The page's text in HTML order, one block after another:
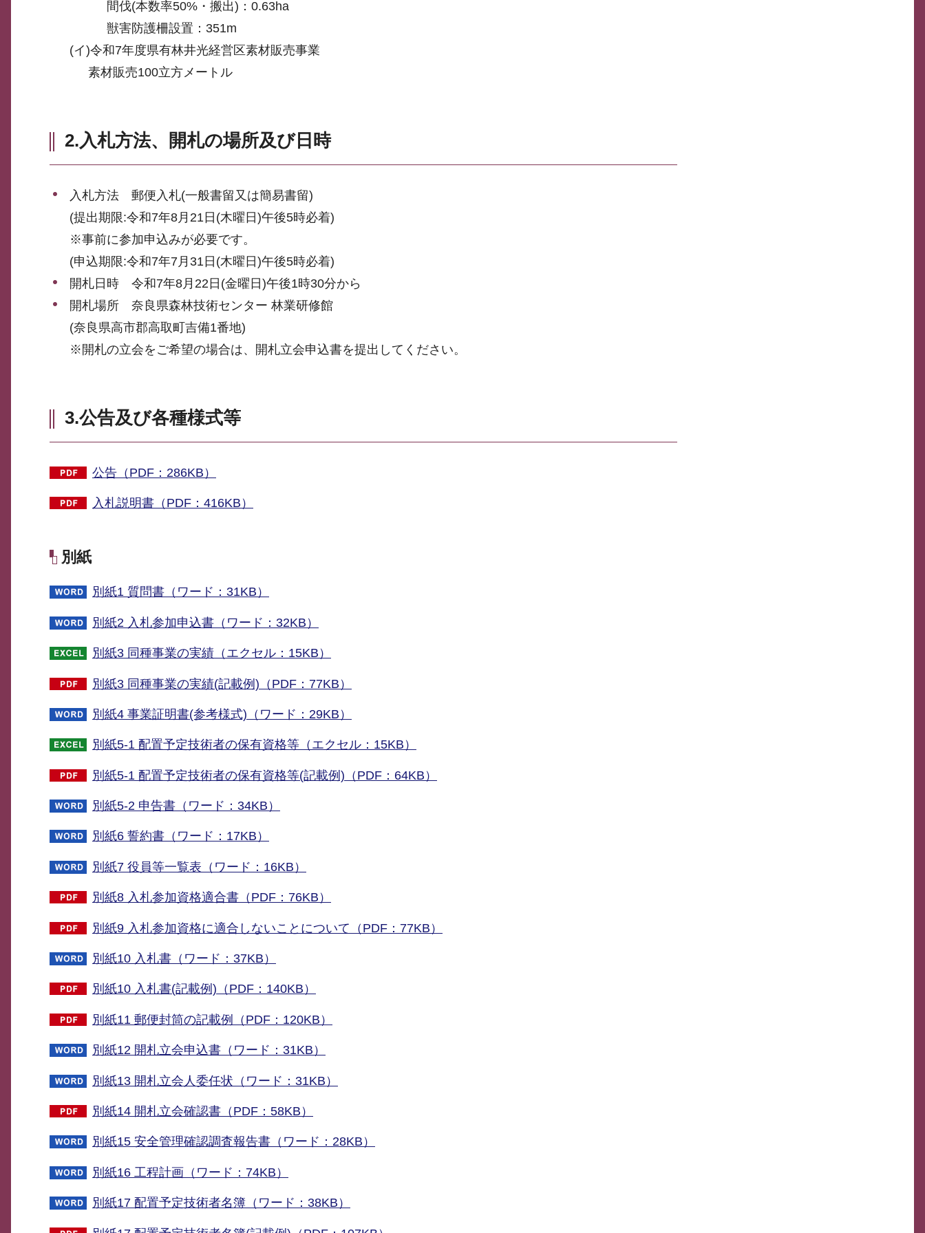
間伐(本数率50%・搬出)：0.63ha
獣害防護柵設置：351m
(イ)令和7年度県有林井光経営区素材販売事業
素材販売100立方メートル
2.入札方法、開札の場所及び日時
入札方法 郵便入札(一般書留又は簡易書留)
(提出期限:令和7年8月21日(木曜日)午後5時必着)
※事前に参加申込みが必要です。
(申込期限:令和7年7月31日(木曜日)午後5時必着)
開札日時 令和7年8月22日(金曜日)午後1時30分から
開札場所 奈良県森林技術センター 林業研修館
(奈良県高市郡高取町吉備1番地)
※開札の立会をご希望の場合は、開札立会申込書を提出してください。
3.公告及び各種様式等
公告（PDF：286KB）
入札説明書（PDF：416KB）
別紙
別紙1 質問書（ワード：31KB）
別紙2 入札参加申込書（ワード：32KB）
別紙3 同種事業の実績（エクセル：15KB）
別紙3 同種事業の実績(記載例)（PDF：77KB）
別紙4 事業証明書(参考様式)（ワード：29KB）
別紙5-1 配置予定技術者の保有資格等（エクセル：15KB）
別紙5-1 配置予定技術者の保有資格等(記載例)（PDF：64KB）
別紙5-2 申告書（ワード：34KB）
別紙6 誓約書（ワード：17KB）
別紙7 役員等一覧表（ワード：16KB）
別紙8 入札参加資格適合書（PDF：76KB）
別紙9 入札参加資格に適合しないことについて（PDF：77KB）
別紙10 入札書（ワード：37KB）
別紙10 入札書(記載例)（PDF：140KB）
別紙11 郵便封筒の記載例（PDF：120KB）
別紙12 開札立会申込書（ワード：31KB）
別紙13 開札立会人委任状（ワード：31KB）
別紙14 開札立会確認書（PDF：58KB）
別紙15 安全管理確認調査報告書（ワード：28KB）
別紙16 工程計画（ワード：74KB）
別紙17 配置予定技術者名簿（ワード：38KB）